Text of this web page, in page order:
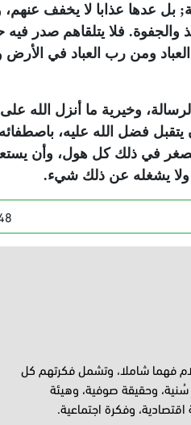
بل عدها عذابا لا يخفف
فلا يتلقاهم صدر فيه
ومن رب العباد في الأرض
وخيرية ما أنزل الله
فضل الله عليه،
في ذلك كل هول، وأن
ولا يشغله عن ذلك شيء.
فهما شاملا، وتشمل فكرتهم كل
وحقيقة صوفية، وهيئة
وفكرة اجتماعية.